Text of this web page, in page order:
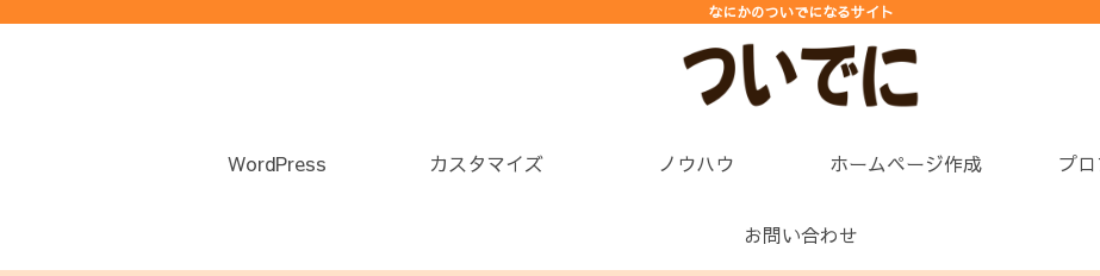
なにかのついでになるサイト
WordPress カスタマイズ ノウハウ ホームページ作成 プ
お問い合わせ